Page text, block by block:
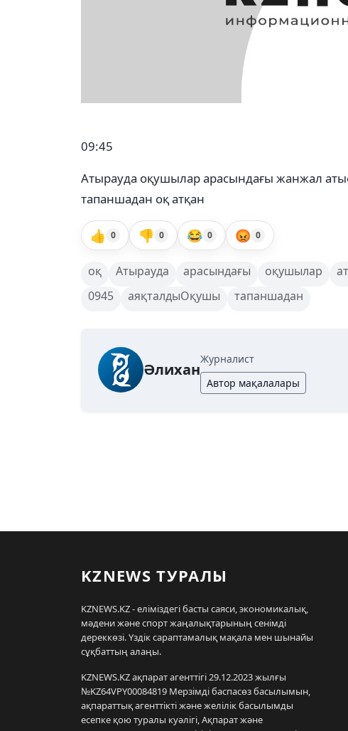
09:45
Атырауда оқушылар арасындағы жанжал
тапаншадан оқ атқан
👍 0 👎 0 😂 0 😡 0
оқ Атырауда арасындағы оқушылар
0945
аяқталдыОқушы тапаншадан
Әлихан
Журналист
Автор мақалалары
KZNEWS ТУРАЛЫ
KZNEWS.KZ - еліміздегі басты саяси, экономикалық,
мәдени және спорт жаңалықтарының сенімді
дереккөзі. Үздік сараптамалық мақала мен шынайы
сұқбаттың алаңы.
KZNEWS.KZ ақпарат агенттігі 29.12.2023 жылғы
№KZ64VPY00084819 Мерзімді баспасөз басылымын,
ақпараттық агенттікті және желілік басылымды
есепке қою туралы куәлігі, Ақпарат және